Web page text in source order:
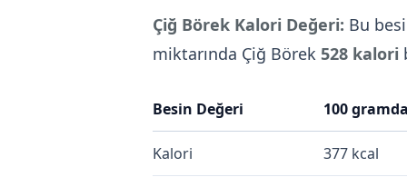
Çiğ Börek Kalori Değeri: Bu
miktarında Çiğ Börek 528 kalori
Besin Değeri 100
Kalori 377 kcal